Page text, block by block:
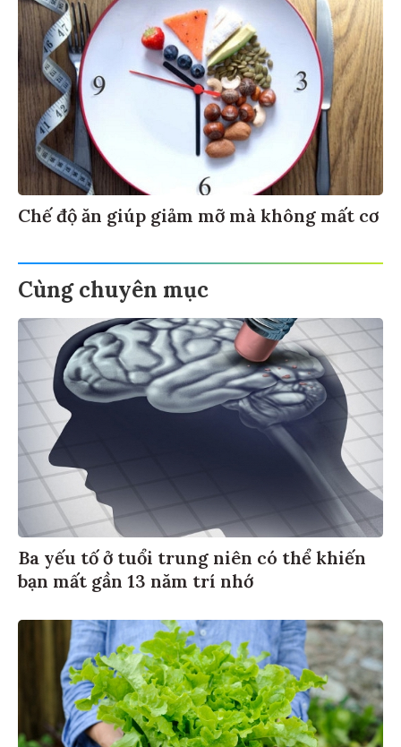
Chế độ ăn giúp giảm mỡ mà không mất cơ
Cùng chuyên mục
Ba yếu tố ở tuổi trung niên có thể khiến
bạn mất gần 13 năm trí nhớ